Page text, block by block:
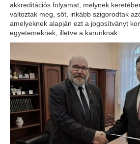
akkreditációs folyamat, melynek
változtak meg, sőt, inkább szigorodtak
amelyeknek alapján ezt a jogosítványt
egyetemeknek, illetve a karunknak.